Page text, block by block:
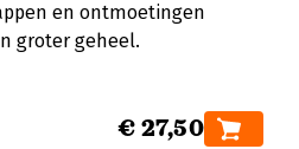
en ontmoetingen
groter geheel.
€ 27,50